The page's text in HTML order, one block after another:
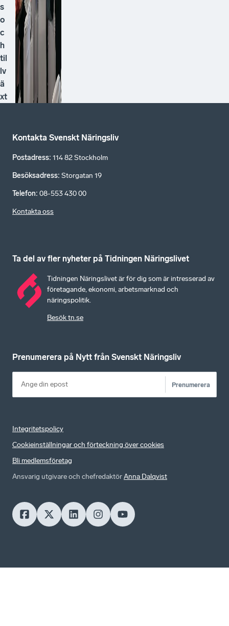
s
o
c
h
til
lv
ä
xt
Kontakta Svenskt Näringsliv
Postadress: 114 82 Stockholm
Besöksadress: Storgatan 19
Telefon: 08-553 430 00
Kontakta oss
Ta del av fler nyheter på Tidningen Näringslivet
Tidningen Näringslivet är för dig som är intresserad av
företagande, ekonomi, arbetsmarknad och
näringspolitik.
Besök tn.se
Prenumerera på Nytt från Svenskt Näringsliv
Prenumerera
Integritetspolicy
Cookieinställningar och förteckning över cookies
Bli medlemsföretag
Ansvarig utgivare och chefredaktörAnna Dalqvist